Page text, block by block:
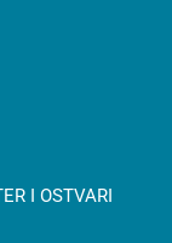
I OSTVARI